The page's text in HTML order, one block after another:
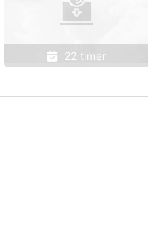
22 timer